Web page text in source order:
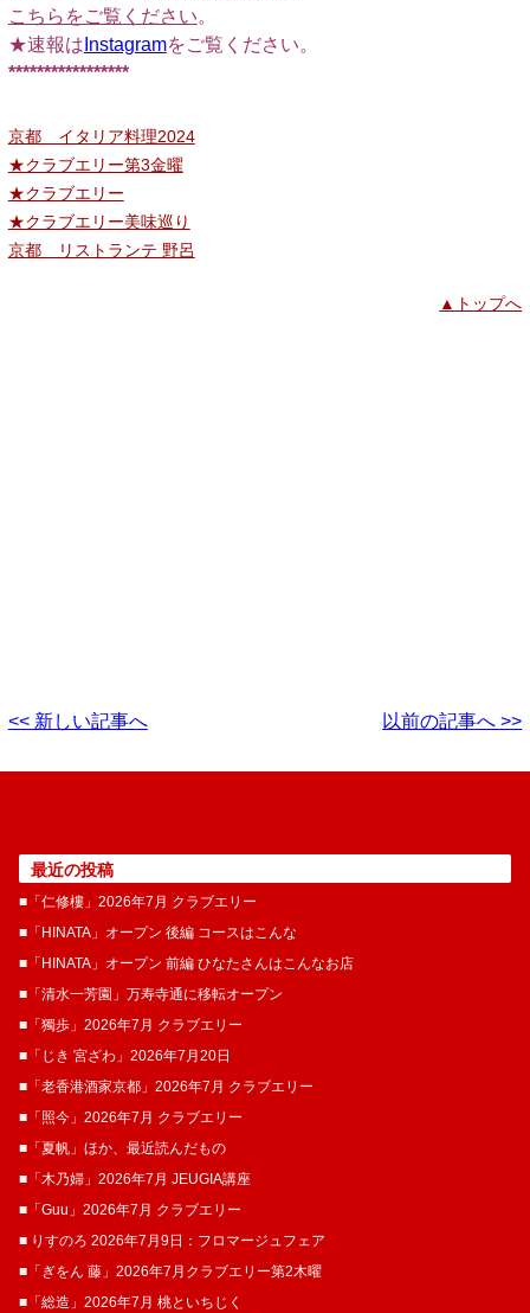
こちらをご覧ください。
★速報は Instagramをご覧ください。
*****************
京都 イタリア料理2024
★クラブエリー第3金曜
★クラブエリー
★クラブエリー美味巡り
京都 リストランテ 野呂
▲トップへ
<< 新しい記事へ 以前の記事へ >>
最近の投稿
■「仁修樓」2026年7月 クラブエリー
■「HINATA」オープン 後編 コースはこんな
■「HINATA」オープン 前編 ひなたさんはこんなお店
■「清水一芳園」万寿寺通に移転オープン
■「獨歩」2026年7月 クラブエリー
■「じき 宮ざわ」2026年7月20日
■「老香港酒家京都」2026年7月 クラブエリー
■「照今」2026年7月 クラブエリー
■「夏帆」ほか、最近読んだもの
■「木乃婦」2026年7月 JEUGIA講座
■「Guu」2026年7月 クラブエリー
■ りすのろ 2026年7月9日：フロマージュフェア
■「ぎをん 藤」2026年7月クラブエリー第2木曜
■「総造」2026年7月 桃といちじく